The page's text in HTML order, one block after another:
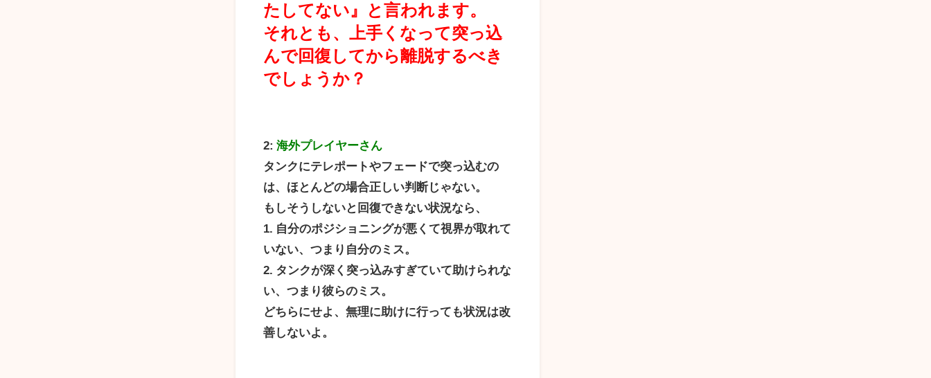
たしてない』と言われます。
それとも、上手くなって突っ込
んで回復してから離脱するべき
でしょうか？
2: 海外プレイヤーさん
タンクにテレポートやフェードで突っ込むの
は、ほとんどの場合正しい判断じゃない。
もしそうしないと回復できない状況なら、
1. 自分のポジショニングが悪くて視界が取れて
いない、つまり自分のミス。
2. タンクが深く突っ込みすぎていて助けられな
い、つまり彼らのミス。
どちらにせよ、無理に助けに行っても状況は改
善しないよ。